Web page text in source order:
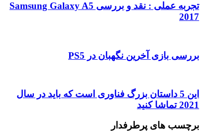
تجربه عملی : نقد و بررسی Samsung Galaxy A5
2017
بررسی بازی آخرین نگهبان در PS5
این 5 داستان بزرگ فناوری است که باید در سال
2021 تماشا کنید
برچسب های پرطرفدار